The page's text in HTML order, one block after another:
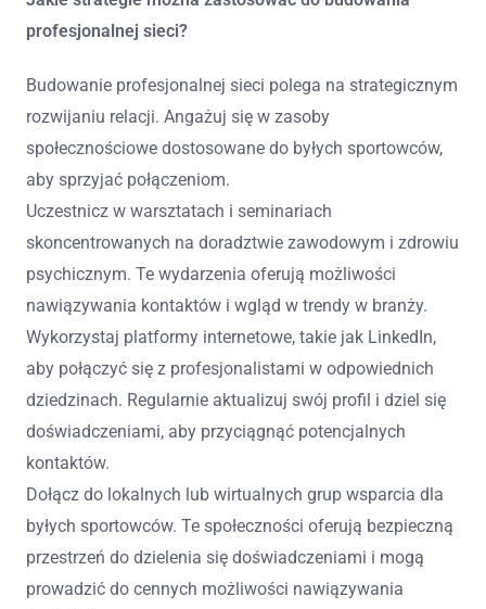
profesjonalnej sieci?
Budowanie profesjonalnej sieci polega na strategicznym
rozwijaniu relacji. Angażuj się w zasoby
społecznościowe dostosowane do byłych sportowców,
aby sprzyjać połączeniom.
Uczestnicz w warsztatach i seminariach
skoncentrowanych na doradztwie zawodowym i zdrowiu
psychicznym. Te wydarzenia oferują możliwości
nawiązywania kontaktów i wgląd w trendy w branży.
Wykorzystaj platformy internetowe, takie jak LinkedIn,
aby połączyć się z profesjonalistami w odpowiednich
dziedzinach. Regularnie aktualizuj swój profil i dziel się
doświadczeniami, aby przyciągnąć potencjalnych
kontaktów.
Dołącz do lokalnych lub wirtualnych grup wsparcia dla
byłych sportowców. Te społeczności oferują bezpieczną
przestrzeń do dzielenia się doświadczeniami i mogą
prowadzić do cennych możliwości nawiązywania